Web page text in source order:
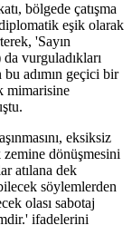
bölgede çatışma
eşik olarak
'Sayın
vurguladıkları
adımın geçici bir
mimarisine
eksiksiz
zemine dönüşmesini
atılana dek
söylemlerden
olası sabotaj
ifadelerini